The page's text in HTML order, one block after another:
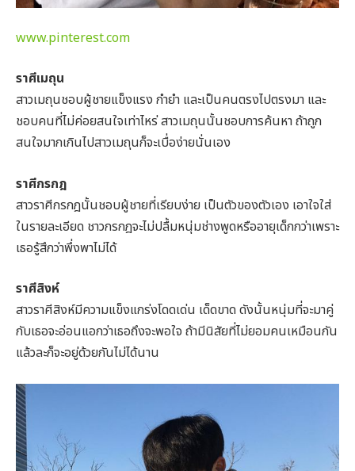
www.pinterest.com
ราศีเมถุน
สาวเมถุนชอบผู้ชายแข็งแรง กำยำ และเป็นคนตรงไปตรงมา และ
ชอบคนที่ไม่ค่อยสนใจเท่าไหร่ สาวเมถุนนั้นชอบการค้นหา ถ้าถูก
สนใจมากเกินไปสาวเมถุนก็จะเบื่อง่ายนั่นเอง
ราศีกรกฎ
สาวราศีกรกฎนั้นชอบผู้ชายที่เรียบง่าย เป็นตัวของตัวเอง เอาใจใส่
ในรายละเอียด ชาวกรกฎจะไม่ปลื้มหนุ่มช่างพูดหรืออายุเด็กกว่าเพราะ
เธอรู้สึกว่าพึ่งพาไม่ได้
ราศีสิงห์
สาวราศีสิงห์มีความแข็งแกร่งโดดเด่น เด็ดขาด ดังนั้นหนุ่มที่จะมาคู่
กับเธอจะอ่อนแอกว่าเธอถึงจะพอใจ ถ้ามีนิสัยที่ไม่ยอมคนเหมือนกัน
แล้วละก็จะอยู่ด้วยกันไม่ได้นาน